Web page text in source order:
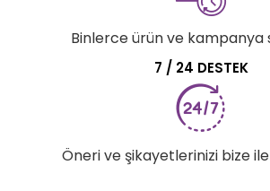
Binlerce ürün ve kampanya
7 / 24 DESTEK
Öneri ve şikayetlerinizi bize